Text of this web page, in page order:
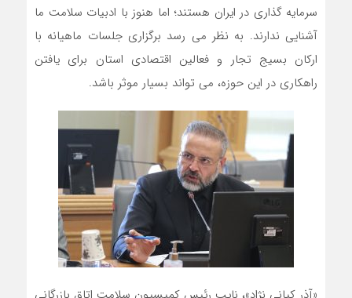
سرمایه گذاری در ایران هستند؛ اما هنوز با ادبیات سلامت ما
آشنایی ندارند. به نظر می رسد برگزاری جلسات ماهیانه با
ارکان بسیج تجار و فعالین اقتصادی استان برای یافتن
راهکاری در این حوزه، می تواند بسیار موثر باشد.